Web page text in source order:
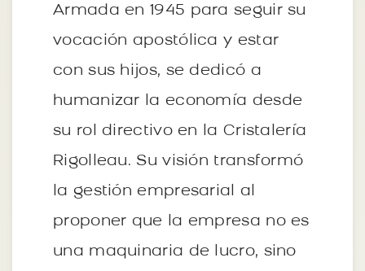
Armada en 1945 para seguir su
vocación apostólica y estar
con sus hijos, se dedicó a
humanizar la economía desde
su rol directivo en la Cristalería
Rigolleau. Su visión transformó
la gestión empresarial al
proponer que la empresa no es
una maquinaria de lucro, sino